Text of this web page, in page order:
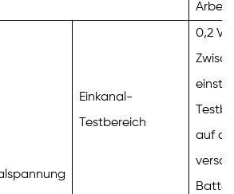
Einkanal-
Testbereich
0,2 V
auf